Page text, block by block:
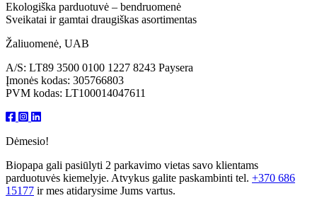
Ekologiška parduotuvė – bendruomenė
Sveikatai ir gamtai draugiškas asortimentas
Žaliuomenė, UAB
A/S: LT89 3500 0100 1227 8243 Paysera
Įmonės kodas: 305766803
PVM kodas: LT100014047611
Dėmesio!
Biopapa gali pasiūlyti 2 parkavimo vietas savo klientams
parduotuvės kiemelyje. Atvykus galite paskambinti tel. +370 686
15177 ir mes atidarysime Jums vartus.